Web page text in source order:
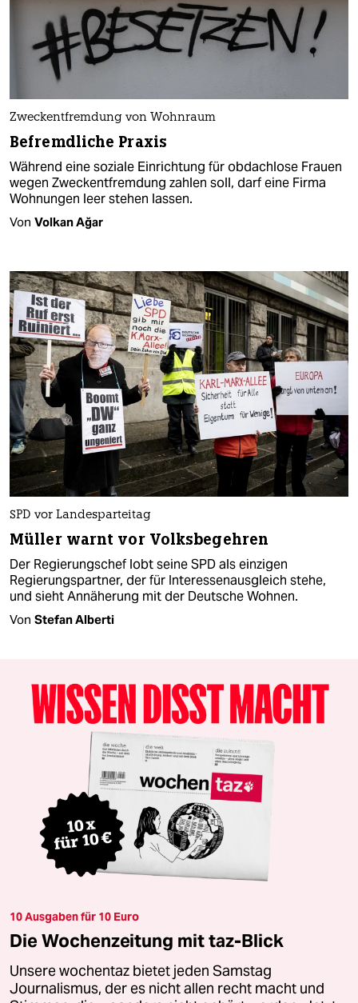
Zweckentfremdung von Wohnraum
Befremdliche Praxis
Während eine soziale Einrichtung für obdachlose Frauen
wegen Zweckentfremdung zahlen soll, darf eine Firma
Wohnungen leer stehen lassen.
Von Volkan Ağar
SPD vor Landesparteitag
Müller warnt vor Volksbegehren
Der Regierungschef lobt seine SPD als einzigen
Regierungspartner, der für Interessenausgleich stehe,
und sieht Annäherung mit der Deutsche Wohnen.
Von Stefan Alberti
10 Ausgaben für 10 Euro
Die Wochenzeitung mit taz-Blick
Unsere wochentaz bietet jeden Samstag
Journalismus, der es nicht allen recht macht und